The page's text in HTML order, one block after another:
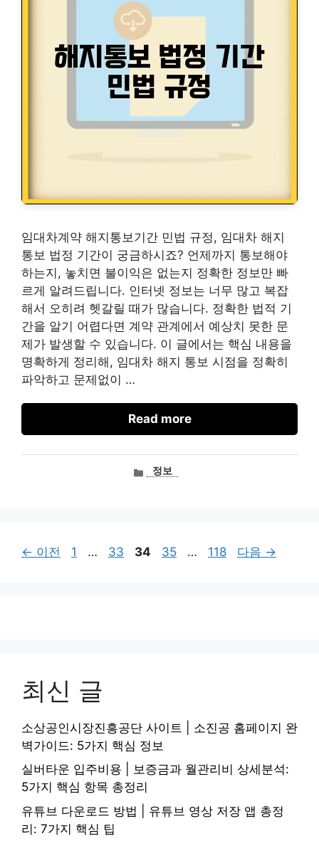
임대차계약 해지통보기간 민법 규정, 임대차 해지
통보 법정 기간이 궁금하시죠? 언제까지 통보해야
하는지, 놓치면 불이익은 없는지 정확한 정보만 빠
르게 알려드립니다. 인터넷 정보는 너무 많고 복잡
해서 오히려 헷갈릴 때가 많습니다. 정확한 법적 기
간을 알기 어렵다면 계약 관계에서 예상치 못한 문
제가 발생할 수 있습니다. 이 글에서는 핵심 내용을
명확하게 정리해, 임대차 해지 통보 시점을 정확히
파악하고 문제없이 …
Read more
카정보
← 이전
페
1 …
페
33
페
34
페
35 …
페
118 다음 →
최신 글
소상공인시장진흥공단 사이트 | 소진공 홈페이지 완
벽가이드: 5가지 핵심 정보
실버타운 입주비용 | 보증금과 월관리비 상세분석:
5가지 핵심 항목 총정리
유튜브 다운로드 방법 | 유튜브 영상 저장 앱 총정
리: 7가지 핵심 팁